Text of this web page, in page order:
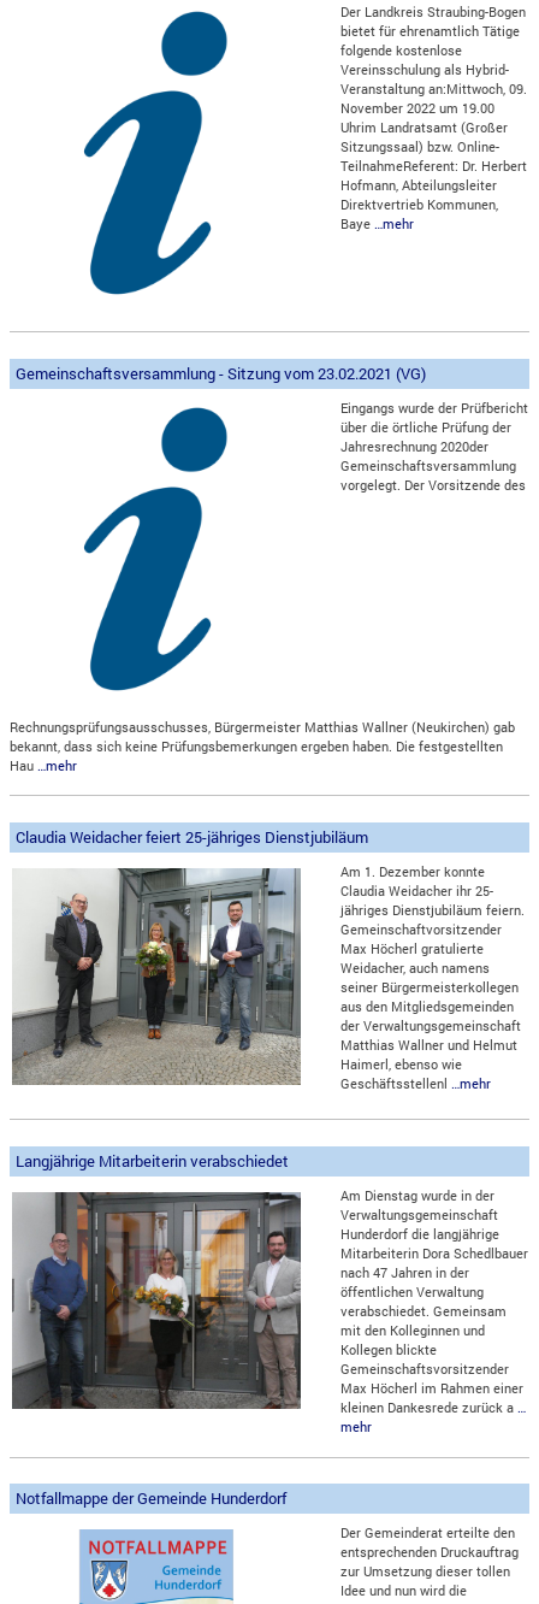
Der Landkreis Straubing-Bogen
bietet für ehrenamtlich Tätige
folgende kostenlose
Vereinsschulung als Hybrid-
Veranstaltung an:Mittwoch, 09.
November 2022 um 19.00
Uhrim Landratsamt (Großer
Sitzungssaal) bzw. Online-
TeilnahmeReferent: Dr. Herbert
Hofmann, Abteilungsleiter
Direktvertrieb Kommunen,
Baye
…mehr
Gemeinschaftsversammlung - Sitzung vom 23.02.2021 (VG)
Eingangs wurde der Prüfbericht
über die örtliche Prüfung der
Jahresrechnung 2020der
Gemeinschaftsversammlung
vorgelegt. Der Vorsitzende des
Rechnungsprüfungsausschusses, Bürgermeister Matthias Wallner (Neukirchen) gab
bekannt, dass sich keine Prüfungsbemerkungen ergeben haben. Die festgestellten
Hau
…mehr
Claudia Weidacher feiert 25-jähriges Dienstjubiläum
Am 1. Dezember konnte
Claudia Weidacher ihr 25-
jähriges Dienstjubiläum feiern.
Gemeinschaftvorsitzender
Max Höcherl gratulierte
Weidacher, auch namens
seiner Bürgermeisterkollegen
aus den Mitgliedsgemeinden
der Verwaltungsgemeinschaft
Matthias Wallner und Helmut
Haimerl, ebenso wie
Geschäftsstellenl
…mehr
Langjährige Mitarbeiterin verabschiedet
Am Dienstag wurde in der
Verwaltungsgemeinschaft
Hunderdorf die langjährige
Mitarbeiterin Dora Schedlbauer
nach 47 Jahren in der
öffentlichen Verwaltung
verabschiedet. Gemeinsam
mit den Kolleginnen und
Kollegen blickte
Gemeinschaftsvorsitzender
Max Höcherl im Rahmen einer
kleinen Dankesrede zurück a
mehr
Notfallmappe der Gemeinde Hunderdorf
Der Gemeinderat erteilte den
entsprechenden Druckauftrag
zur Umsetzung dieser tollen
Idee und nun wird die